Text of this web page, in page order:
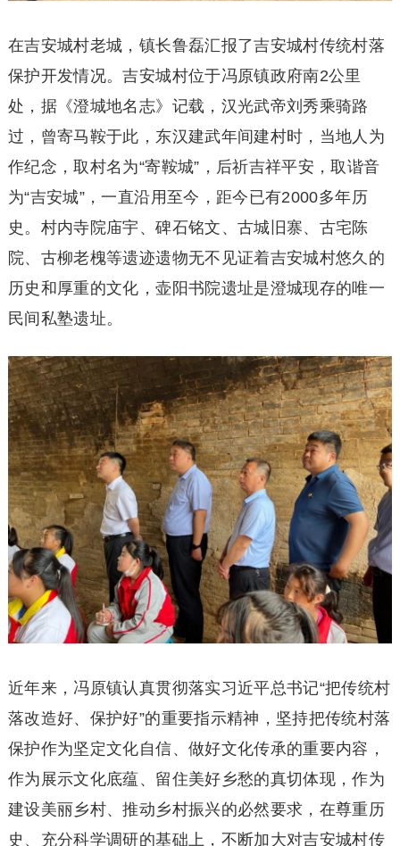
在吉安城村老城，镇长鲁磊汇报了吉安城村传统村落
保护开发情况。吉安城村位于冯原镇政府南2公里
处，据《澄城地名志》记载，汉光武帝刘秀乘骑路
过，曾寄马鞍于此，东汉建武年间建村时，当地人为
作纪念，取村名为“寄鞍城”，后祈吉祥平安，取谐音
为“吉安城”，一直沿用至今，距今已有2000多年历
史。村内寺院庙宇、碑石铭文、古城旧寨、古宅陈
院、古柳老槐等遗迹遗物无不见证着吉安城村悠久的
历史和厚重的文化，壶阳书院遗址是澄城现存的唯一
民间私塾遗址。
近年来，冯原镇认真贯彻落实习近平总书记“把传统村
落改造好、保护好”的重要指示精神，坚持把传统村落
保护作为坚定文化自信、做好文化传承的重要内容，
作为展示文化底蕴、留住美好乡愁的真切体现，作为
建设美丽乡村、推动乡村振兴的必然要求，在尊重历
史、充分科学调研的基础上，不断加大对吉安城村传